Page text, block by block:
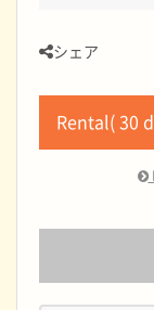
シェア
Rental( 30